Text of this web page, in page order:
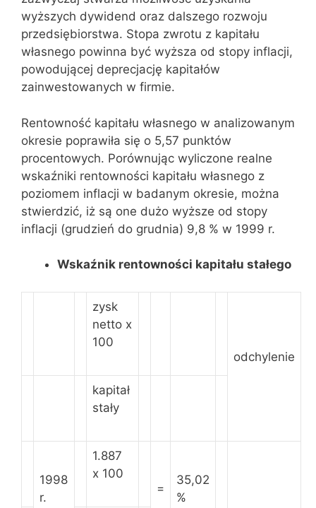
wyższych dywidend oraz dalszego rozwoju
przedsiębiorstwa. Stopa zwrotu z kapitału
własnego powinna być wyższa od stopy inflacji,
powodującej deprecjację kapitałów
zainwestowanych w firmie.
Rentowność kapitału własnego w analizowanym
okresie poprawiła się o 5,57 punktów
procentowych. Porównując wyliczone realne
wskaźniki rentowności kapitału własnego z
poziomem inflacji w badanym okresie, można
stwierdzić, iż są one dużo wyższe od stopy
inflacji (grudzień do grudnia) 9,8 % w 1999 r.
Wskaźnik rentowności kapitału stałego
zysk
netto x
100
odchylenie
kapitał
stały
1998
r.
1.887
x 100
=
35,02
%